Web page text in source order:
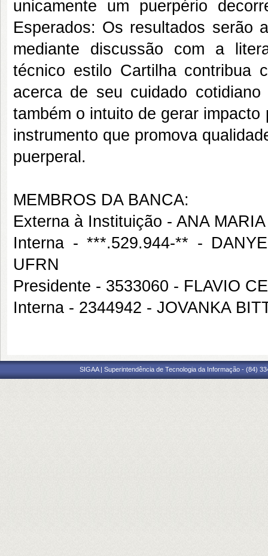
unicamente um puerpério
Esperados: Os resultados serão
mediante discussão com a
técnico estilo Cartilha contribua
acerca de seu cuidado
também o intuito de gerar
instrumento que promova
puerperal.
MEMBROS DA BANCA:
Externa à Instituição - ANA
Interna - ***.529.944-** -
UFRN
Presidente - 3533060 - FLAVIO
Interna - 2344942 - JOVANKA
SIGAA | Superintendência de Tecnologia da Informação - (84)